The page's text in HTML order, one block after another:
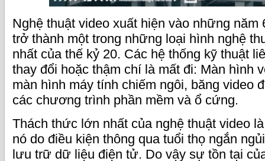
Nghệ thuật video xuất hiện vào những
trở thành một trong những loại hình nghệ
nhất của thế kỷ 20. Các hệ thống kỹ thuật
thay đổi hoặc thậm chí là mất đi: Màn hình
màn hình máy tính chiếm ngôi, băng video
các chương trình phần mềm và ổ cứng.
Thách thức lớn nhất của nghệ thuật video
nó do điều kiện thông qua tuổi thọ ngắn
lưu trữ dữ liệu điện tử. Do vậy sự tồn tại